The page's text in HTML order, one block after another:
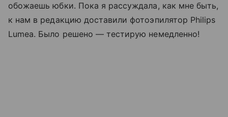
обожаешь юбки. Пока я рассуждала, как мне быть,
к нам в редакцию доставили фотоэпилятор Philips
Lumea. Было решено — тестирую немедленно!